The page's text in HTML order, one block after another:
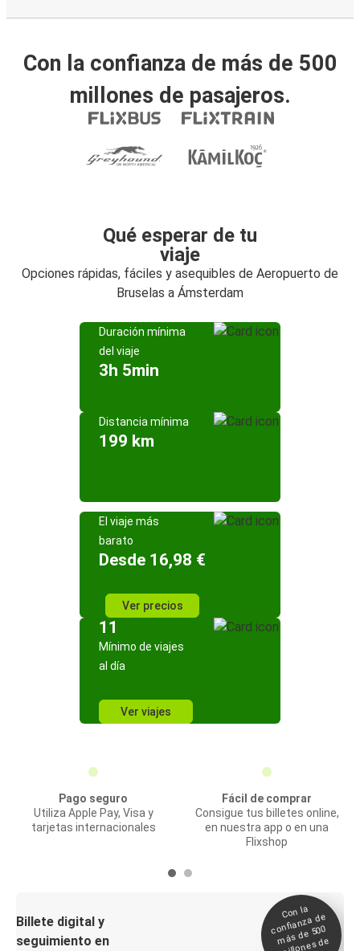
Con la confianza de más de 500
millones de pasajeros.
Qué esperar de tu
viaje
Opciones rápidas, fáciles y asequibles de Aeropuerto de
Bruselas a Ámsterdam
Duración mínima
del viaje
3h 5min
Distancia mínima
199 km
El viaje más
barato
Desde 16,98 €
Ver precios
11
Mínimo de viajes
al día
Ver viajes
Pago seguro
Utiliza Apple Pay, Visa y
tarjetas internacionales
Fácil de comprar
Consigue tus billetes online,
en nuestra app o en una
Flixshop
Billete digital y
seguimiento en
Con la
confianza de
más de 500